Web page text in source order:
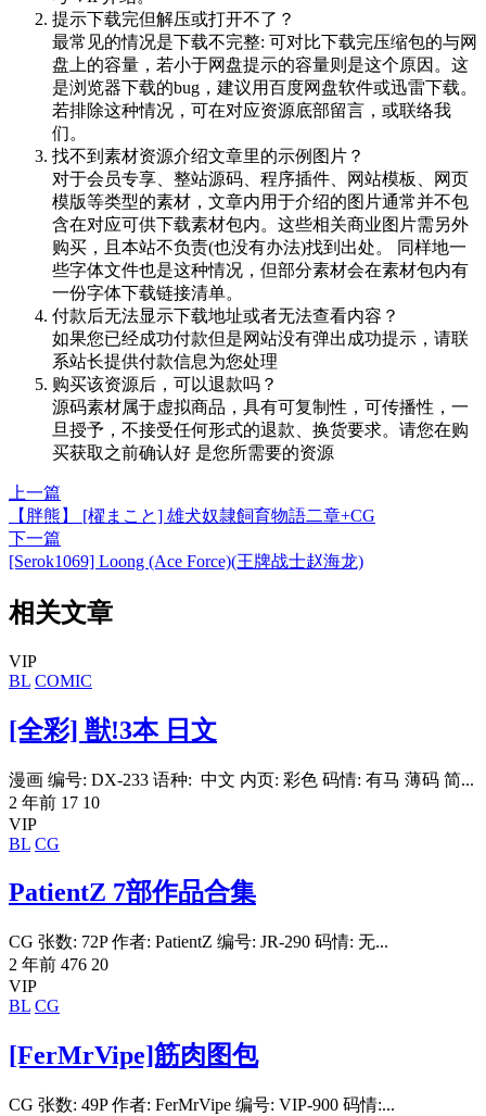
提示下载完但解压或打开不了？
最常见的情况是下载不完整: 可对比下载完压缩包的与网
盘上的容量，若小于网盘提示的容量则是这个原因。这
是浏览器下载的bug，建议用百度网盘软件或迅雷下载。
若排除这种情况，可在对应资源底部留言，或联络我
们。
找不到素材资源介绍文章里的示例图片？
对于会员专享、整站源码、程序插件、网站模板、网页
模版等类型的素材，文章内用于介绍的图片通常并不包
含在对应可供下载素材包内。这些相关商业图片需另外
购买，且本站不负责(也没有办法)找到出处。 同样地一
些字体文件也是这种情况，但部分素材会在素材包内有
一份字体下载链接清单。
付款后无法显示下载地址或者无法查看内容？
如果您已经成功付款但是网站没有弹出成功提示，请联
系站长提供付款信息为您处理
购买该资源后，可以退款吗？
源码素材属于虚拟商品，具有可复制性，可传播性，一
旦授予，不接受任何形式的退款、换货要求。请您在购
买获取之前确认好 是您所需要的资源
上一篇
【胖熊】 [櫂まこと] 雄犬奴隷飼育物語二章+CG
下一篇
[Serok1069] Loong (Ace Force)(王牌战士赵海龙)
相关文章
VIP
BL COMIC
[全彩] 獣!3本 日文
漫画 编号: DX-233 语种: 中文 内页: 彩色 码情: 有马 薄码 简...
2 年前 17 10
VIP
BL CG
PatientZ 7部作品合集
CG 张数: 72P 作者: PatientZ 编号: JR-290 码情: 无...
2 年前 476 20
VIP
BL CG
[FerMrVipe]筋肉图包
CG 张数: 49P 作者: FerMrVipe 编号: VIP-900 码情:...